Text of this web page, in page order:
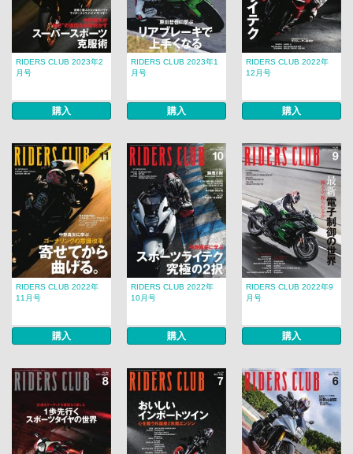
RIDERS CLUB 2023年2
月号
購入
RIDERS CLUB 2023年1
月号
購入
RIDERS CLUB 2022年
12月号
購入
RIDERS CLUB 2022年
11月号
購入
RIDERS CLUB 2022年
10月号
購入
RIDERS CLUB 2022年9
月号
購入